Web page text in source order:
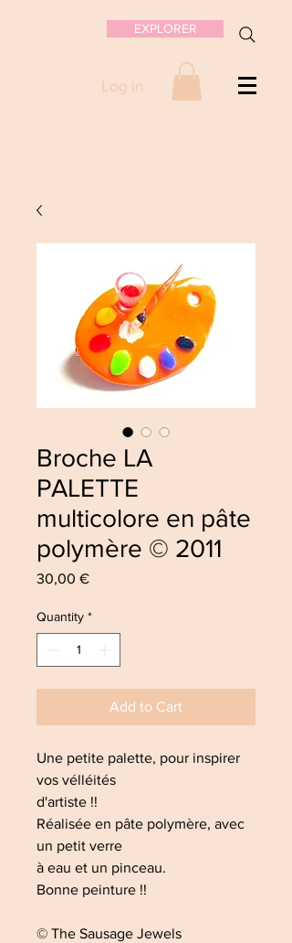
EXPLORER
Log in
Broche LA
PALETTE
multicolore en pâte
polymère © 2011
30,00 €Price
Quantity *
Add to Cart
Une petite palette, pour inspirer
vos vélléités
d'artiste !!
Réalisée en pâte polymère, avec
un petit verre
à eau et un pinceau.
Bonne peinture !!
© The Sausage Jewels